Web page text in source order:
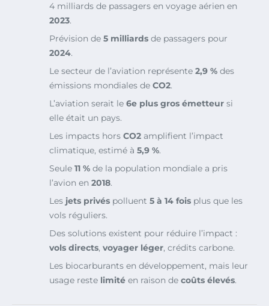
4 milliards de passagers en voyage aérien en
2023.
Prévision de 5 milliards de passagers pour
2024.
Le secteur de l’aviation représente 2,9 % des
émissions mondiales de CO2.
L’aviation serait le 6e plus gros émetteur si
elle était un pays.
Les impacts hors CO2 amplifient l’impact
climatique, estimé à 5,9 %.
Seule 11 % de la population mondiale a pris
l’avion en 2018.
Les jets privés polluent 5 à 14 fois plus que les
vols réguliers.
Des solutions existent pour réduire l’impact :
vols directs, voyager léger, crédits carbone.
Les biocarburants en développement, mais leur
usage reste limité en raison de coûts élevés.